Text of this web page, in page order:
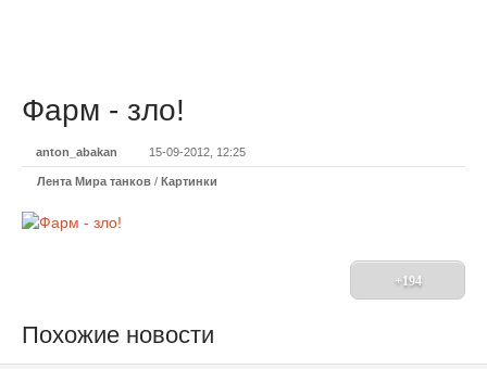
Фарм - зло!
anton_abakan 15-09-2012, 12:25
Лента Мира танков / Картинки
+194
Похожие новости